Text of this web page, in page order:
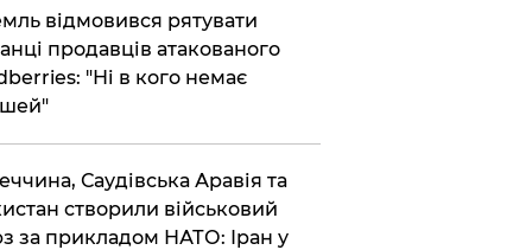
відмовився рятувати
продавців атакованого
"Ні в кого немає
Саудівська Аравія та
створили військовий
за прикладом НАТО: Іран у